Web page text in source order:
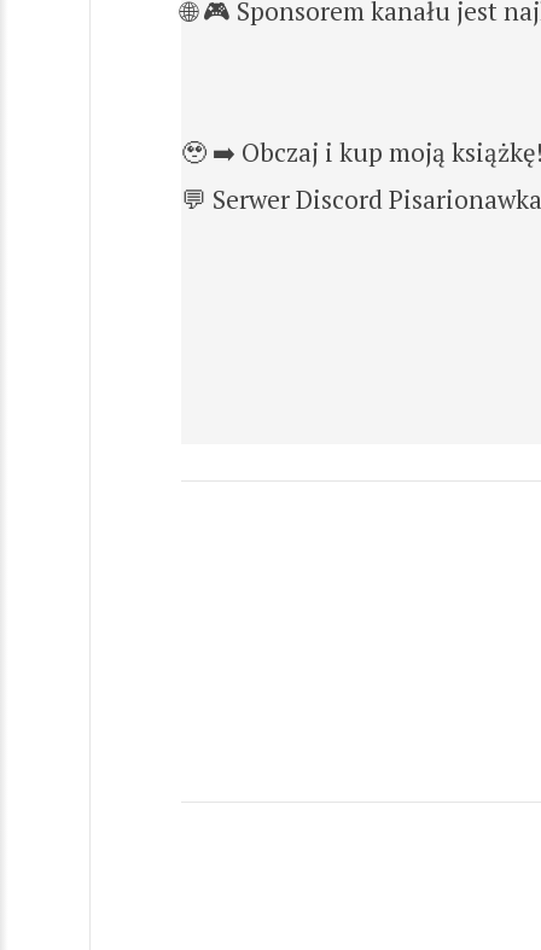
🌐 🎮 Sponsorem kanału jest
🥹 ➡️ Obczaj i kup moją
💬 Serwer Discord